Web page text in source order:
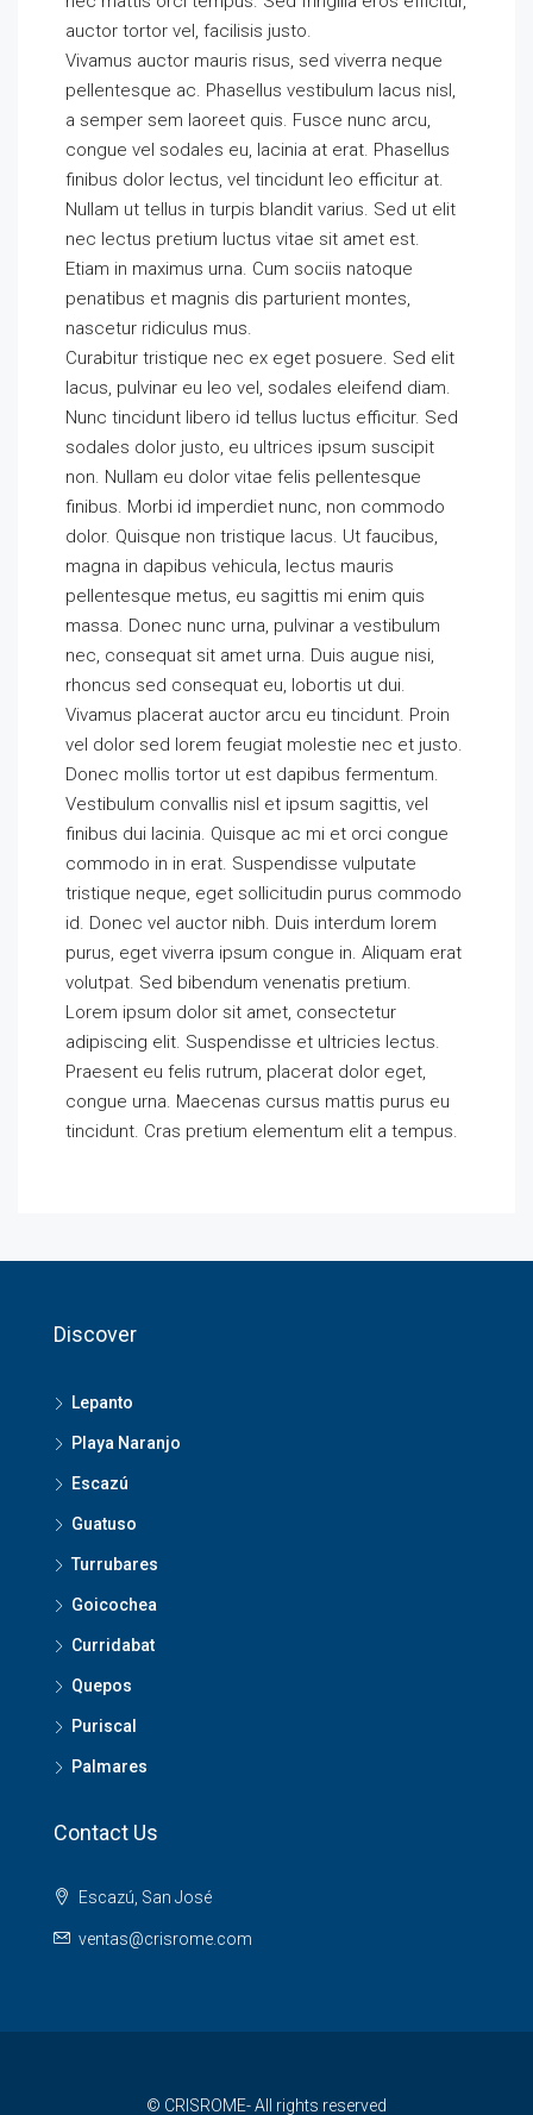
auctor tortor vel, facilisis justo.
Vivamus auctor mauris risus, sed viverra neque
pellentesque ac. Phasellus vestibulum lacus nisl,
a semper sem laoreet quis. Fusce nunc arcu,
congue vel sodales eu, lacinia at erat. Phasellus
finibus dolor lectus, vel tincidunt leo efficitur at.
Nullam ut tellus in turpis blandit varius. Sed ut elit
nec lectus pretium luctus vitae sit amet est.
Etiam in maximus urna. Cum sociis natoque
penatibus et magnis dis parturient montes,
nascetur ridiculus mus.
Curabitur tristique nec ex eget posuere. Sed elit
lacus, pulvinar eu leo vel, sodales eleifend diam.
Nunc tincidunt libero id tellus luctus efficitur. Sed
sodales dolor justo, eu ultrices ipsum suscipit
non. Nullam eu dolor vitae felis pellentesque
finibus. Morbi id imperdiet nunc, non commodo
dolor. Quisque non tristique lacus. Ut faucibus,
magna in dapibus vehicula, lectus mauris
pellentesque metus, eu sagittis mi enim quis
massa. Donec nunc urna, pulvinar a vestibulum
nec, consequat sit amet urna. Duis augue nisi,
rhoncus sed consequat eu, lobortis ut dui.
Vivamus placerat auctor arcu eu tincidunt. Proin
vel dolor sed lorem feugiat molestie nec et justo.
Donec mollis tortor ut est dapibus fermentum.
Vestibulum convallis nisl et ipsum sagittis, vel
finibus dui lacinia. Quisque ac mi et orci congue
commodo in in erat. Suspendisse vulputate
tristique neque, eget sollicitudin purus commodo
id. Donec vel auctor nibh. Duis interdum lorem
purus, eget viverra ipsum congue in. Aliquam erat
volutpat. Sed bibendum venenatis pretium.
Lorem ipsum dolor sit amet, consectetur
adipiscing elit. Suspendisse et ultricies lectus.
Praesent eu felis rutrum, placerat dolor eget,
congue urna. Maecenas cursus mattis purus eu
tincidunt. Cras pretium elementum elit a tempus.
Discover
Lepanto
Playa Naranjo
Escazú
Guatuso
Turrubares
Goicochea
Curridabat
Quepos
Puriscal
Palmares
Contact Us
Escazú, San José
ventas@crisrome.com
© CRISROME- All rights reserved